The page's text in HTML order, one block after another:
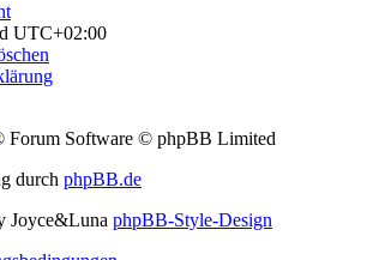
UTC+02:00
Forum Software © phpBB Limited
durch phpBB.de
Joyce&Luna phpBB-Style-Design